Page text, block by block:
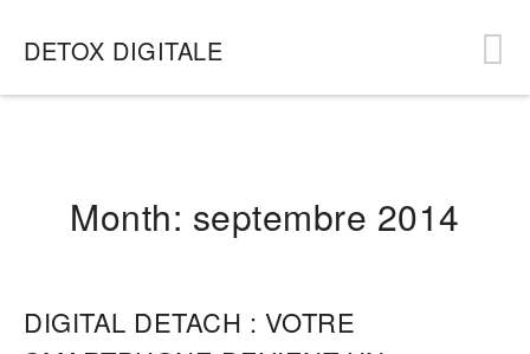
DETOX DIGITALE
Month: septembre 2014
DIGITAL DETACH : VOTRE